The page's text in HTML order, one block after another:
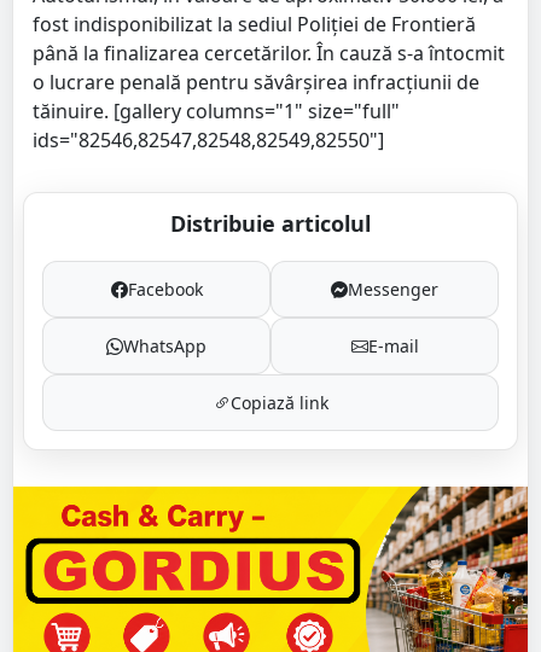
fost indisponibilizat la sediul Poliției de Frontieră
până la finalizarea cercetărilor. În cauză s-a întocmit
o lucrare penală pentru săvârșirea infracțiunii de
tăinuire. [gallery columns="1" size="full"
ids="82546,82547,82548,82549,82550"]
Distribuie articolul
Facebook Messenger
WhatsApp E-mail
Copiază link